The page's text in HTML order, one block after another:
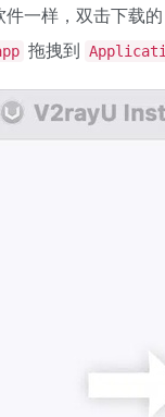
一样，双击下载的
拖拽到